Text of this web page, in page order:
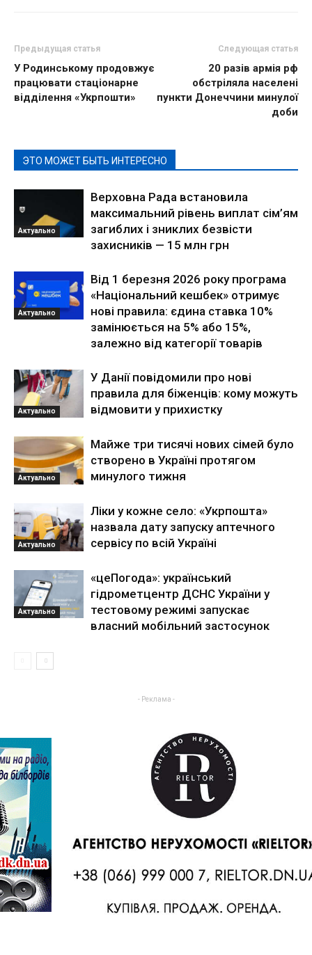
Предыдущая статья
У Родинському продовжує
працювати стаціонарне
відділення «Укрпошти»
Следующая статья
20 разів армія рф
обстріляла населені
пункти Донеччини минулої
доби
ЭТО МОЖЕТ БЫТЬ ИНТЕРЕСНО
Актуально
Верховна Рада встановила
максимальний рівень виплат сім’ям
загиблих і зниклих безвісти
захисників — 15 млн грн
Актуально
Від 1 березня 2026 року програма
«Національний кешбек» отримує
нові правила: єдина ставка 10%
замінюється на 5% або 15%,
залежно від категорії товарів
Актуально
У Данії повідомили про нові
правила для біженців: кому можуть
відмовити у прихистку
Актуально
Майже три тисячі нових сімей було
створено в Україні протягом
минулого тижня
Актуально
Ліки у кожне село: «Укрпошта»
назвала дату запуску аптечного
сервісу по всій Україні
Актуально
«цеПогода»: український
гідрометцентр ДСНС України у
тестовому режимі запускає
власний мобільний застосунок
- Реклама -